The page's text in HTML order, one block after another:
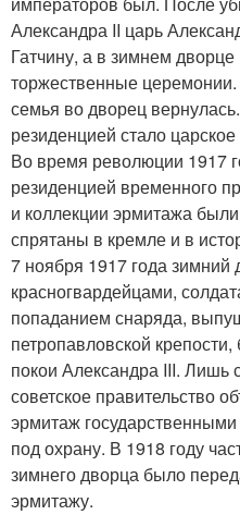
Александра II царь
Гатчину, а в зимнем
торжественные
семья во дворец
резиденцией стало царское
Во время революции 1917
резиденцией временного
и коллекции эрмитажа
спрятаны в кремле и в
7 ноября 1917 года зимний
красногвардейцами,
попаданием снаряда,
петропавловской
покои Александра III. Лишь
советское правительство
эрмитаж
под охрану. В 1918 году
зимнего дворца было
эрмитажу.